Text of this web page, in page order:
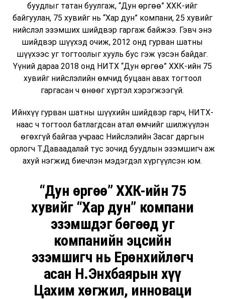
буудлыг татан буулгаж, “Дун өргөө” ХХК-ийг
байгуулан, 75 хувийг нь “Хар дун” компани, 25 хувийг
нийслэл эзэмших шийдвэр гаргаж байжээ. Гэвч энэ
шийдвэр шүүхэд очиж, 2012 онд гурван шатны
шүүхээс уг тогтоолыг хууль бус гэж үзсэн байдаг.
Үүний дараа 2018 онд НИТХ “Дун өргөө” ХХК-ийн 75
хувийг нийслэлийн өмчид буцаан авах тогтоол
гаргасан ч өнөөг хүртэл хэрэгжээгүй.
Ийнхүү гурван шатны шүүхийн шийдвэр гарч, НИТХ-
наас ч тогтоол батлагдсан атал өмчийг шилжүүлэн
өгөхгүй байгаа учраас Нийслэлийн Засаг даргын
орлогч Т.Даваадалай тус зочид буудлын эзэмшигч аж
ахуй нэгжид биечлэн мэдэгдэл хүргүүлсэн юм.
“Дун өргөө” ХХК-ийн 75
хувийг “Хар дун” компани
эзэмшдэг бөгөөд уг
компанийн эцсийн
эзэмшигч нь Ерөнхийлөгч
асан Н.Энхбаярын хүү
Цахим хөгжил, инноваци